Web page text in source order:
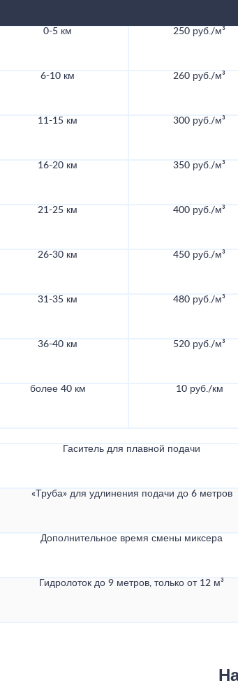
0-5 км 250 руб./м³
6-10 км 260 руб./м³
11-15 км 300 руб./м³
16-20 км 350 руб./м³
21-25 км 400 руб./м³
26-30 км 450 руб./м³
31-35 км 480 руб./м³
36-40 км 520 руб./м³
более 40 км 10 руб./км
Гаситель для плавной подачи
«Труба» для удлинения подачи до 6 метров
Дополнительное время смены миксера
Гидролоток до 9 метров, только от 12 м³